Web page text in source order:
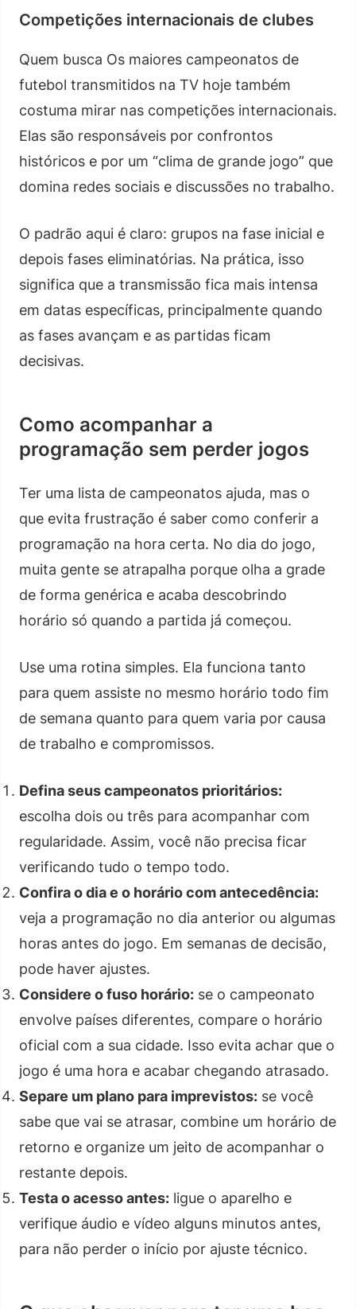
Competições internacionais de clubes
Quem busca Os maiores campeonatos de
futebol transmitidos na TV hoje também
costuma mirar nas competições internacionais.
Elas são responsáveis por confrontos
históricos e por um “clima de grande jogo” que
domina redes sociais e discussões no trabalho.
O padrão aqui é claro: grupos na fase inicial e
depois fases eliminatórias. Na prática, isso
significa que a transmissão fica mais intensa
em datas específicas, principalmente quando
as fases avançam e as partidas ficam
decisivas.
Como acompanhar a
programação sem perder jogos
Ter uma lista de campeonatos ajuda, mas o
que evita frustração é saber como conferir a
programação na hora certa. No dia do jogo,
muita gente se atrapalha porque olha a grade
de forma genérica e acaba descobrindo
horário só quando a partida já começou.
Use uma rotina simples. Ela funciona tanto
para quem assiste no mesmo horário todo fim
de semana quanto para quem varia por causa
de trabalho e compromissos.
Defina seus campeonatos prioritários:
escolha dois ou três para acompanhar com
regularidade. Assim, você não precisa ficar
verificando tudo o tempo todo.
Confira o dia e o horário com antecedência:
veja a programação no dia anterior ou algumas
horas antes do jogo. Em semanas de decisão,
pode haver ajustes.
Considere o fuso horário: se o campeonato
envolve países diferentes, compare o horário
oficial com a sua cidade. Isso evita achar que o
jogo é uma hora e acabar chegando atrasado.
Separe um plano para imprevistos: se você
sabe que vai se atrasar, combine um horário de
retorno e organize um jeito de acompanhar o
restante depois.
Testa o acesso antes: ligue o aparelho e
verifique áudio e vídeo alguns minutos antes,
para não perder o início por ajuste técnico.